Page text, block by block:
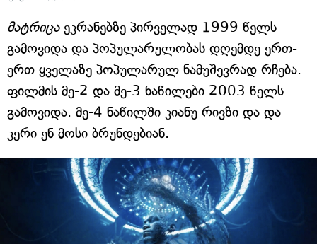
მატრიცაეკრანებზე პირველად 1999 წელს
გამოვიდა და პოპულარულობას დღემდე ერთ-
ერთ ყველაზე პოპულარულ ნამუშევრად რჩება.
ფილმის მე-2 და მე-3 ნაწილები 2003 წელს
გამოვიდა. მე-4 ნაწილში კიანუ რივზი და და
კერი ენ მოსი ბრუნდებიან.